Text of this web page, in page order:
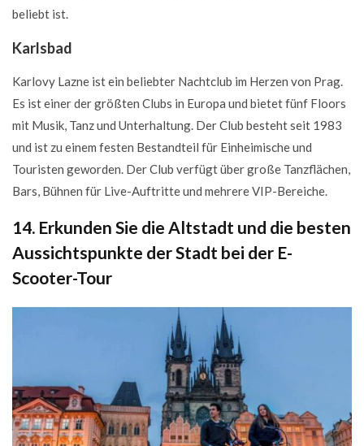
beliebt ist.
Karlsbad
Karlovy Lazne ist ein beliebter Nachtclub im Herzen von Prag.
Es ist einer der größten Clubs in Europa und bietet fünf Floors
mit Musik, Tanz und Unterhaltung. Der Club besteht seit 1983
und ist zu einem festen Bestandteil für Einheimische und
Touristen geworden. Der Club verfügt über große Tanzflächen,
Bars, Bühnen für Live-Auftritte und mehrere VIP-Bereiche.
14. Erkunden Sie die Altstadt und die besten
Aussichtspunkte der Stadt bei der E-
Scooter-Tour